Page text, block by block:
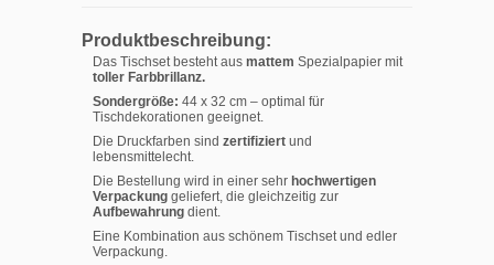
Produktbeschreibung:
Das Tischset besteht aus mattem Spezialpapier mit
toller Farbbrillanz.
Sondergröße: 44 x 32 cm – optimal für
Tischdekorationen geeignet.
Die Druckfarben sind zertifiziert und
lebensmittelecht.
Die Bestellung wird in einer sehr hochwertigen
Verpackung geliefert, die gleichzeitig zur
Aufbewahrung dient.
Eine Kombination aus schönem Tischset und edler
Verpackung.